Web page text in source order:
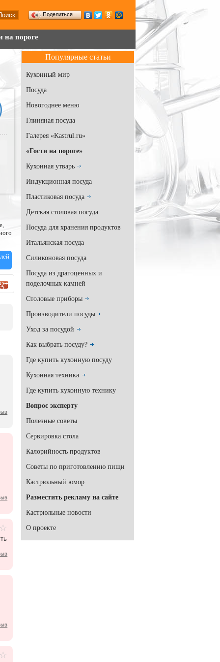
Поделиться…
на пороге
Популярные статьи
Кухонный мир
Посуда
Новогоднее меню
Глиняная посуда
Галерея «Kastrul.ru»
«Гости на пороге»
Кухонная утварь
Индукционная посуда
Пластиковая посуда
Детская столовая посуда
Посуда для хранения продуктов
Итальянская посуда
Силиконовая посуда
Посуда из драгоценных и
поделочных камней
Столовые приборы
Производители посуды
Уход за посудой
Как выбрать посуду?
Где купить кухонную посуду
Кухонная техника
Где купить кухонную технику
Вопрос эксперту
Полезные советы
Сервировка стола
Калорийность продуктов
Советы по приготовлению пищи
Кастрюльный юмор
Разместить рекламу на сайте
Кастрюльные новости
О проекте